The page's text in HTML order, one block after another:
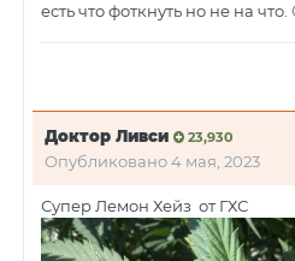
есть что фоткнуть но не на что.
Доктор Ливси 23,930
Опубликовано4 мая, 2023
Супер Лемон Хейз от ГХС